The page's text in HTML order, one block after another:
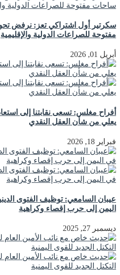
سكرتير أول اشتراكي تعز: نرفض
مفتوحة للصراعات الدولية والإقليمية
أبريل 01, 2026
أفراح مغلس: تسعى نقابتنا إلى
يعلي من شأن العقل النقدي
فبراير 18, 2026
عيبان السامعي: توظيف الفتوى
اليمن إلى حرب إقصاء وكراهية
ديسمبر 27, 2025